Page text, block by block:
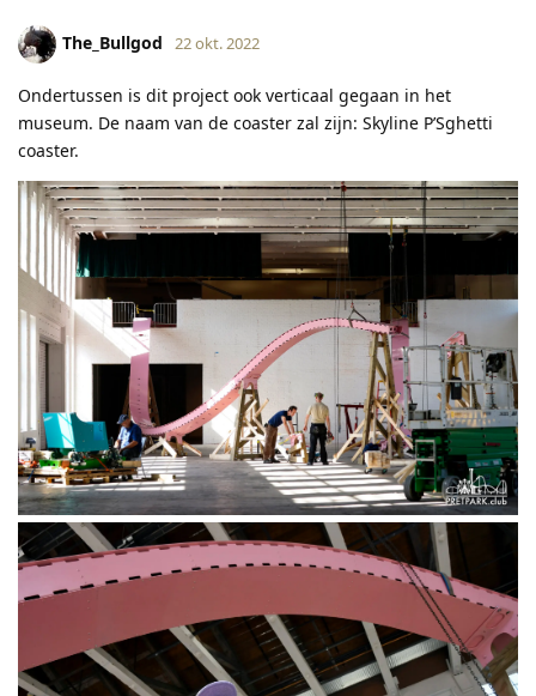
The_Bullgod 22 okt. 2022
Ondertussen is dit project ook verticaal gegaan in het
museum. De naam van de coaster zal zijn: Skyline P’Sghetti
coaster.